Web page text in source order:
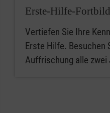
Erste-Hilfe-
Vertiefen Sie Ihre
Erste Hilfe. Besuchen
Auffrischung alle zwei